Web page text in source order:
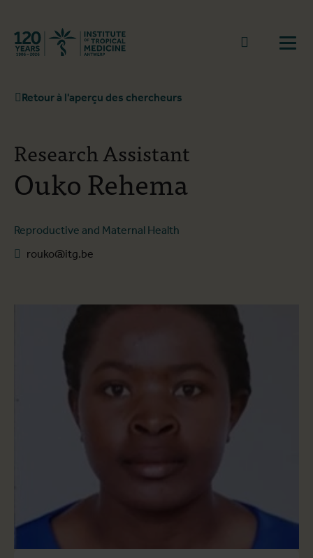
Retourner à la page d'accueil
go to
Retour à l'aperçu des chercheurs
Ouko Rehema
Research Assistant
Reproductive and Maternal Health
rouko@itg.be